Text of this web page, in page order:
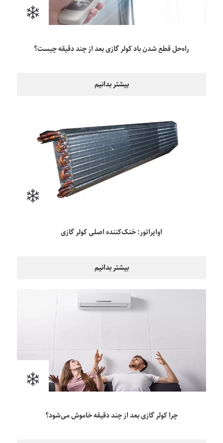
راه‌حل قطع شدن باد کولر گازی بعد از چند دقیقه چیست؟
بیشتر بدانیم
اواپراتور: خنک‌کننده اصلی کولر گازی
بیشتر بدانیم
چرا کولر گازی بعد از چند دقیقه خاموش می‌شود؟